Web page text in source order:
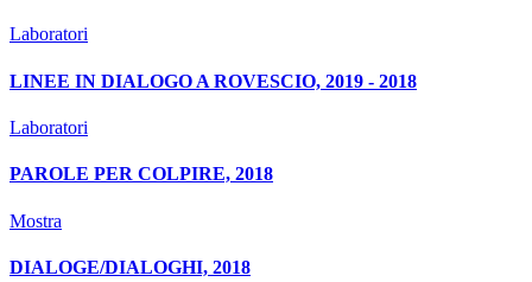
Laboratori
LINEE IN DIALOGO A ROVESCIO, 2019 - 2018
Laboratori
PAROLE PER COLPIRE, 2018
Mostra
DIALOGE/DIALOGHI, 2018